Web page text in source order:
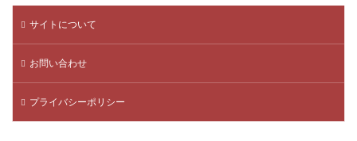
サイトについて
お問い合わせ
プライバシーポリシー